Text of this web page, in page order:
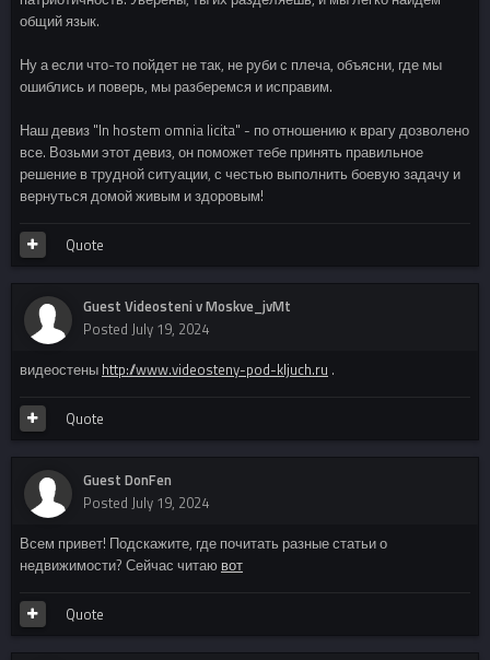
общий язык.
Ну а если что-то пойдет не так, не руби с плеча, объясни, где мы
ошиблись и поверь, мы разберемся и исправим.
Наш девиз "In hostem omnia licita" - по отношению к врагу дозволено
все. Возьми этот девиз, он поможет тебе принять правильное
решение в трудной ситуации, с честью выполнить боевую задачу и
вернуться домой живым и здоровым!
Quote
Guest Videosteni v Moskve_jvMt
Posted July 19, 2024
видеостены http://www.videosteny-pod-kljuch.ru .
Quote
Guest DonFen
Posted July 19, 2024
Всем привет! Подскажите, где почитать разные статьи о
недвижимости? Сейчас читаю вот
Quote